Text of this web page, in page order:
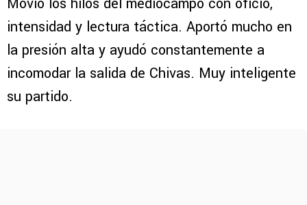
Movió los hilos del mediocampo con oficio,
intensidad y lectura táctica. Aportó mucho en
la presión alta y ayudó constantemente a
incomodar la salida de Chivas. Muy inteligente
su partido.